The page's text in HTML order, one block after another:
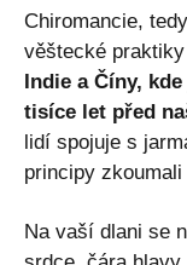
Chiromancie,
věštecké
Indie a Číny,
tisíce let před
lidí spojuje s
principy
Na vaší dlani se